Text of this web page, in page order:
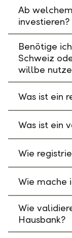
Ab
investieren?
Benötige
Schweiz
willbe
Was ist ein
Was ist ein
Wie
Wie mache
Wie
Hausbank?